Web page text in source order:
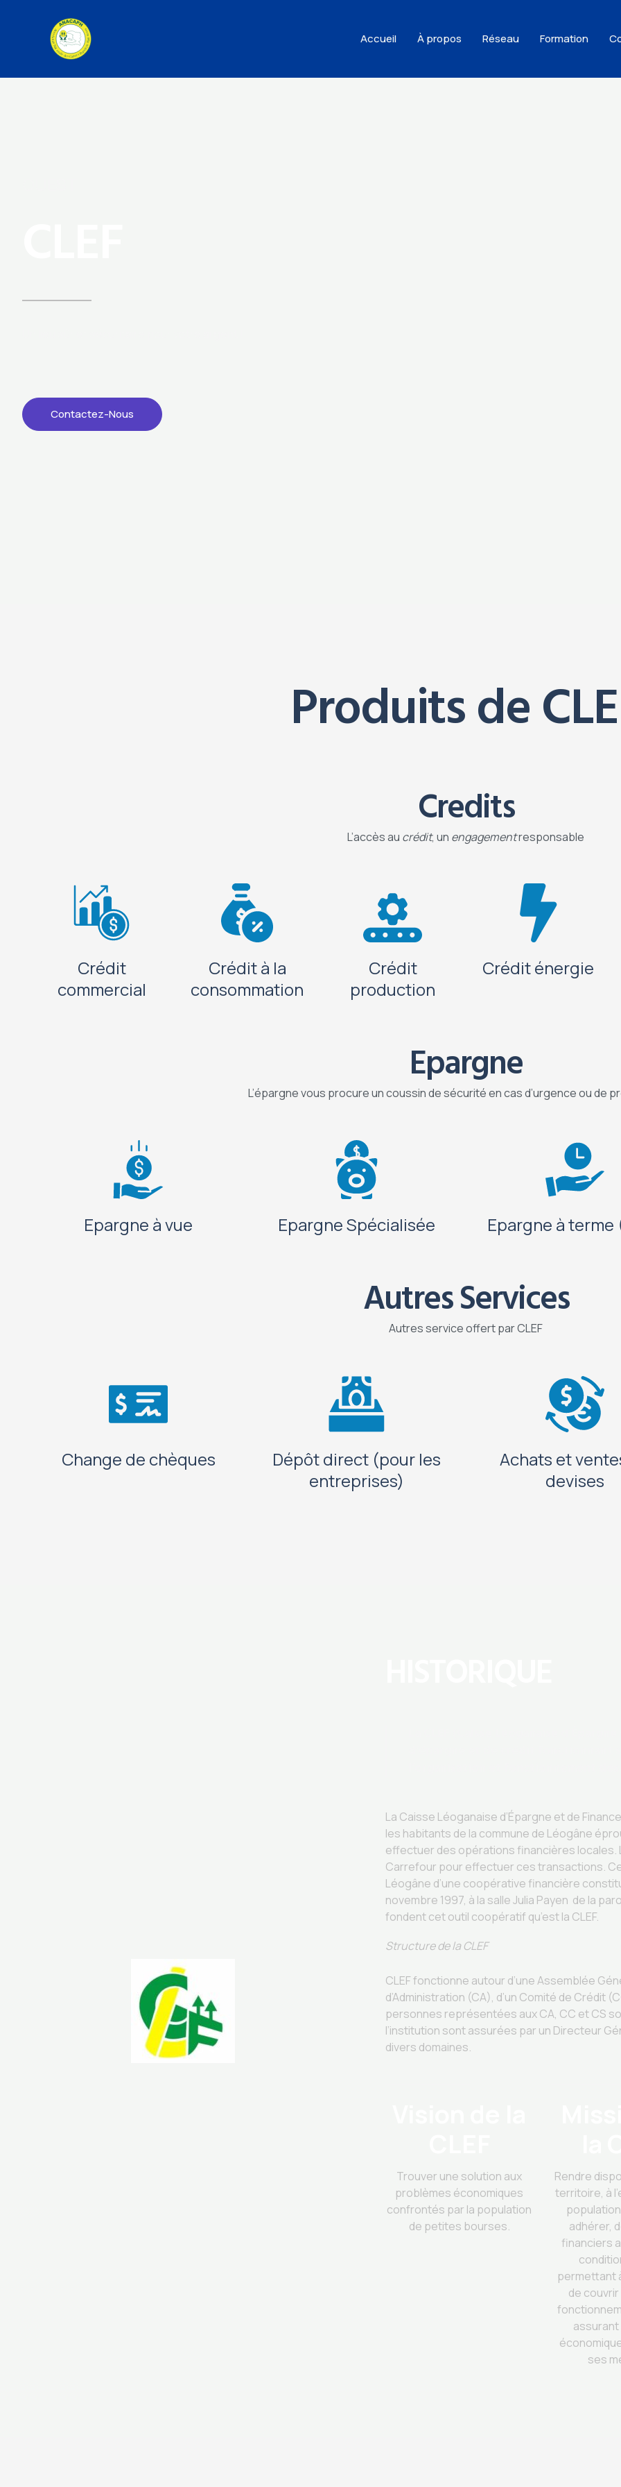
Accueil À propos Réseau Formation
Contactez-Nous
Produits de
Credits
L’accès au crédit, un engagementresponsable
Crédit
commercial
Crédit à la
consommation
Crédit
production
Crédit énergie
Epargne
L’épargne vous procure un coussin de sécurité en cas d’urgence ou de
Epargne à vue Epargne Spécialisée Epargne à terme
Autres Services
Autres service offert par CLEF
Change de chèques
Dépôt direct (pour les
entreprises)
Achats et
devises
La Caisse Léoganaise d’Épargne et de
les habitants de la commune de Léogâne
effectuer des opérations financières locales.
Carrefour pour effectuer ces transactions.
Léogâne d’une coopérative financière
novembre 1997, à la salle Julia Payen de la
fondent cet outil coopératif qu’est la CLEF.
Structure de la CLEF
CLEF fonctionne autour d’une Assemblée
d’Administration (CA), d’un Comité de Crédit
personnes représentées aux CA, CC et CS
l’institution sont assurées par un Directeur
divers domaines.
Trouver une solution aux
problèmes économiques
confrontés par la population
de petites bourses.
Rendre
territoire, à
adhérer,
financiers
permettant
de
assurant
ses